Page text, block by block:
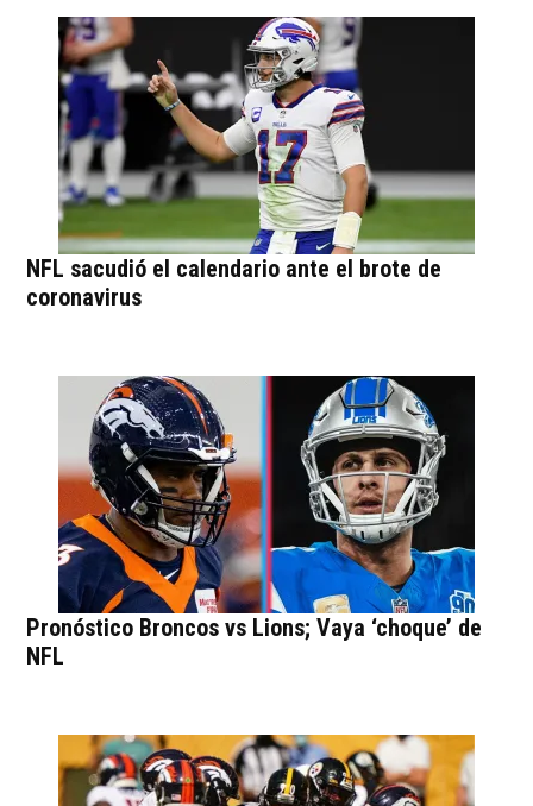
NFL sacudió el calendario ante el brote de
coronavirus
Pronóstico Broncos vs Lions; Vaya ‘choque’ de
NFL